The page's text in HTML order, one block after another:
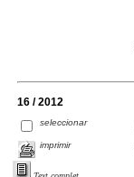
16 / 2012
seleccionar
imprimir